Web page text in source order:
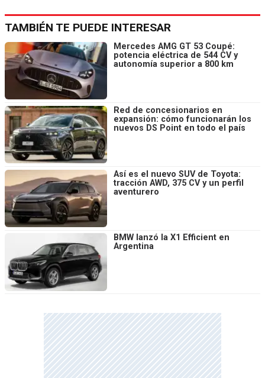
TAMBIÉN TE PUEDE INTERESAR
Mercedes AMG GT 53 Coupé:
potencia eléctrica de 544 CV y
autonomía superior a 800 km
Red de concesionarios en
expansión: cómo funcionarán los
nuevos DS Point en todo el país
Así es el nuevo SUV de Toyota:
tracción AWD, 375 CV y un perfil
aventurero
BMW lanzó la X1 Efficient en
Argentina